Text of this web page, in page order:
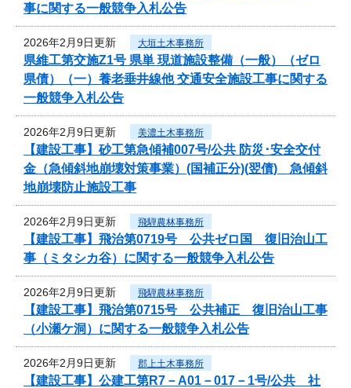
事に関する一般競争入札公告
2026年2月9日更新 大垣土木事務所
県維工第交施Z1号 県単 現道施設整備（一般）（ゼロ
県債）（一）養老垂井線他 交通安全施設工事に関する
一般競争入札公告
2026年2月9日更新 美濃土木事務所
【建設工事】砂工第急傾補007号/公共 防災･安全交付
金（急傾斜地崩壊対策事業）(国補正分)(翌債) 急傾斜
地崩壊防止施設工事
2026年2月9日更新 飛騨農林事務所
【建設工事】飛治第0719号 公共ゼロ国 復旧治山工
事（ミタシカ谷）に関する一般競争入札公告
2026年2月9日更新 飛騨農林事務所
【建設工事】飛治第0715号 公共補正 復旧治山工事
（小瀬ケ洞）に関する一般競争入札公告
2026年2月9日更新 郡上土木事務所
【建設工事】公建工第R7－A01－017－1号/公共 社